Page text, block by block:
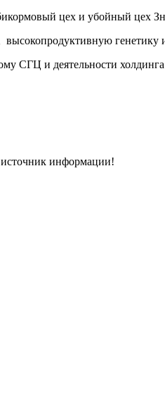
цех и убойный цех
генетику
и деятельности
источник информации!